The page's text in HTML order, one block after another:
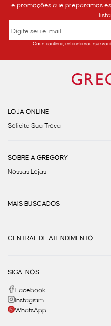
e promoções que preparamos
Caso continue, entendemos que
LOJA ONLINE
Solicite Sua Troca
SOBRE A GREGORY
Nossas Lojas
MAIS BUSCADOS
CENTRAL DE ATENDIMENTO
SIGA-NOS
Facebook
Instagram
WhatsApp